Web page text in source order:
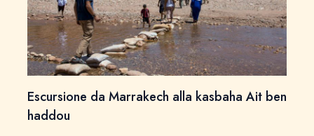
Escursione da Marrakech alla kasbaha Ait ben
haddou